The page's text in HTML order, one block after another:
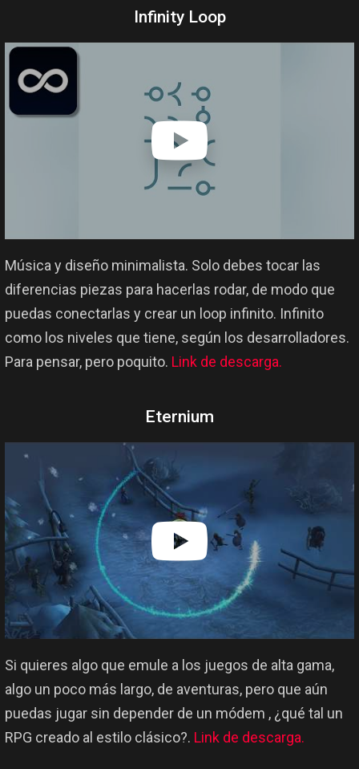
Infinity Loop
Música y diseño minimalista. Solo debes tocar las
diferencias piezas para hacerlas rodar, de modo que
puedas conectarlas y crear un loop infinito. Infinito
como los niveles que tiene, según los desarrolladores.
Para pensar, pero poquito. Link de descarga.
Eternium
Si quieres algo que emule a los juegos de alta gama,
algo un poco más largo, de aventuras, pero que aún
puedas jugar sin depender de un módem , ¿qué tal un
RPG creado al estilo clásico?. Link de descarga.